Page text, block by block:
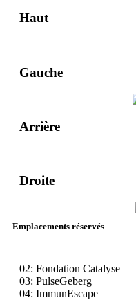
Haut
Gauche
Arrière
Droite
Emplacements réservés
02: Fondation Catalyse
03: PulseGeberg
04: ImmunEscape